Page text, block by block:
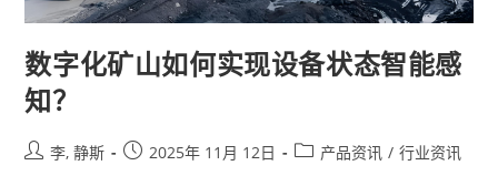
数字化矿山如何实现设备状态智能感
知？
李, 静斯 2025年 11月 12日 产品资讯 / 行业资讯